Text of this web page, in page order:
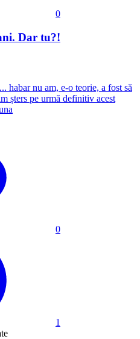
0
Dar tu?!
habar nu am, e-o teorie, a fost să
șters pe urmă definitiv acest
0
1